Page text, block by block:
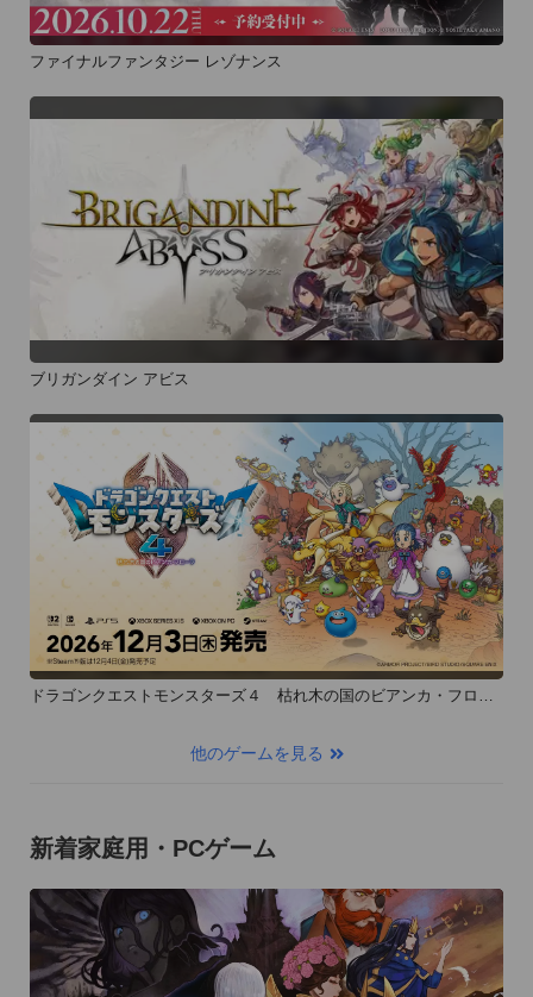
ファイナルファンタジー レゾナンス
ブリガンダイン アビス
ドラゴンクエストモンスターズ４ 枯れ木の国のビアンカ・フロー
他のゲームを見る
新着家庭用・PCゲーム